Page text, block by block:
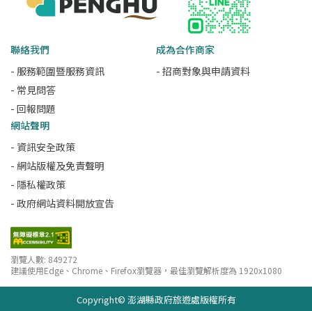
聯絡我們
- 服務範圍暨服務資訊
- 常見問答
- 回報問題
成為合作商家
- 招商對象與申請資料
網站聲明
- 資訊安全政策
- 網站版權及免責聲明
- 隱私權政策
- 政府網站資料開放宣告
瀏覽人數: 849272
建議使用Edge、Chrome、Firefox瀏覽器，最佳瀏覽解析度為 1920x1080
Copyright© 澎湖縣政府旅遊處版權所有